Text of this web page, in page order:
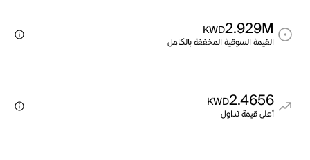
2.929M
KWD
القيمة السوقية المخففة بالكامل
2.4656
KWD
أعلى قيمة تداول